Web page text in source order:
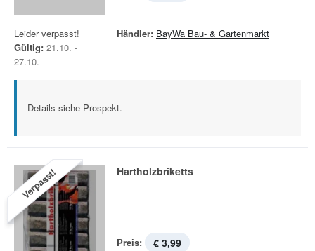
Leider verpasst!
Gültig: 21.10. -
27.10.
Händler: BayWa Bau- & Gartenmarkt
Details siehe Prospekt.
Verpasst! Hartholzbriketts
Preis: € 3,99